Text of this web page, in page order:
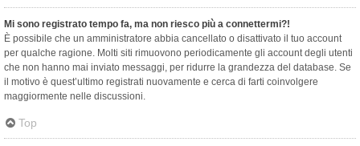
Mi sono registrato tempo fa, ma non riesco più a connettermi?!
È possibile che un amministratore abbia cancellato o disattivato il tuo account
per qualche ragione. Molti siti rimuovono periodicamente gli account degli utenti
che non hanno mai inviato messaggi, per ridurre la grandezza del database. Se
il motivo è quest’ultimo registrati nuovamente e cerca di farti coinvolgere
maggiormente nelle discussioni.
Top